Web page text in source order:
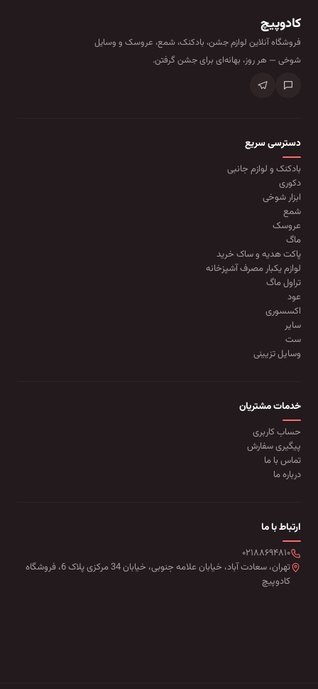
کادوپیچ
فروشگاه آنلاین لوازم جشن، بادکنک، شمع، عروسک و وسایل
شوخی — هر روز، بهانه‌ای برای جشن گرفتن.
دسترسی سریع
بادکنک و لوازم جانبی
دکوری
ابزار شوخی
شمع
عروسک
ماگ
پاکت هدیه و ساک خرید
لوازم یکبار مصرف آشپزخانه
تراول ماگ
عود
اکسسوری
سایر
ست
وسایل تزیینی
خدمات مشتریان
حساب کاربری
پیگیری سفارش
تماس با ما
درباره ما
ارتباط با ما
۰۲۱۸۸۶۹۴۸۱۰
تهران، سعادت آباد، خیابان علامه جنوبی، خیابان 34 مرکزی پلاک 6، فروشگاه
کادوپیچ